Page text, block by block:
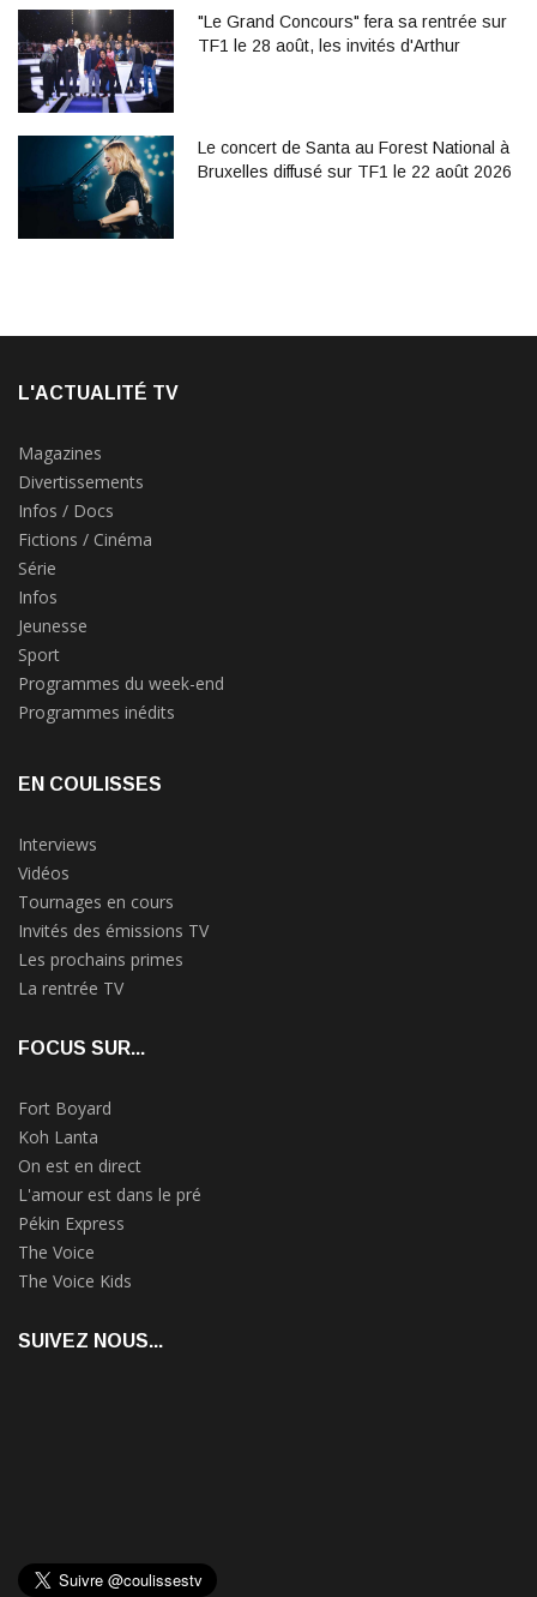
"Le Grand Concours" fera sa rentrée sur
TF1 le 28 août, les invités d'Arthur
Le concert de Santa au Forest National à
Bruxelles diffusé sur TF1 le 22 août 2026
L'ACTUALITÉ TV
Magazines
Divertissements
Infos / Docs
Fictions / Cinéma
Série
Infos
Jeunesse
Sport
Programmes du week-end
Programmes inédits
EN COULISSES
Interviews
Vidéos
Tournages en cours
Invités des émissions TV
Les prochains primes
La rentrée TV
FOCUS SUR...
Fort Boyard
Koh Lanta
On est en direct
L'amour est dans le pré
Pékin Express
The Voice
The Voice Kids
SUIVEZ NOUS...